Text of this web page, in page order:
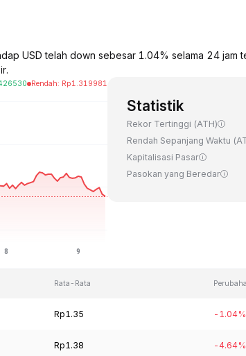
USD telah down sebesar 1.04% selama 24 jam
Rendah: Rp1.319981
Statistik
Rekor Tertinggi (ATH)
Rendah Sepanjang Waktu
Kapitalisasi Pasar
Pasokan yang Beredar
Rata-Rata
Rp1.35 -1.04%
Rp1.38 -4.64%